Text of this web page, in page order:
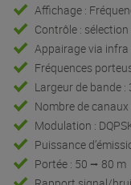
Affichage :
Contrôle :
Appairage via
Fréquences
Largeur de bande :
Nombre de canaux
Modulation :
Puissance
Portée : 50 ⭢ 80 m